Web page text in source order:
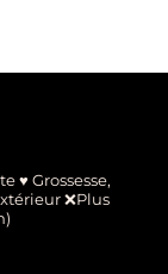
♥ Grossesse,
❌Plus